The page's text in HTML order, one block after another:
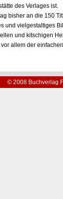
des Verlages ist.
bisher an die 150
und vielgestaltiges
und kitschigen
allem der
© 2008 Buchverlag